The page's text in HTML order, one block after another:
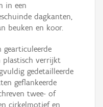
in een
dagkanten,
beuken en koor.
gearticuleerde
plastisch verrijkt
gedetailleerde
geflankeerde
twee- of
cirkelmotief en